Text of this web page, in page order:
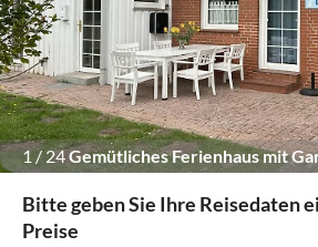
1/ 24Gemütliches Ferienhaus mit
Bitte geben Sie Ihre Reisedaten
Preise